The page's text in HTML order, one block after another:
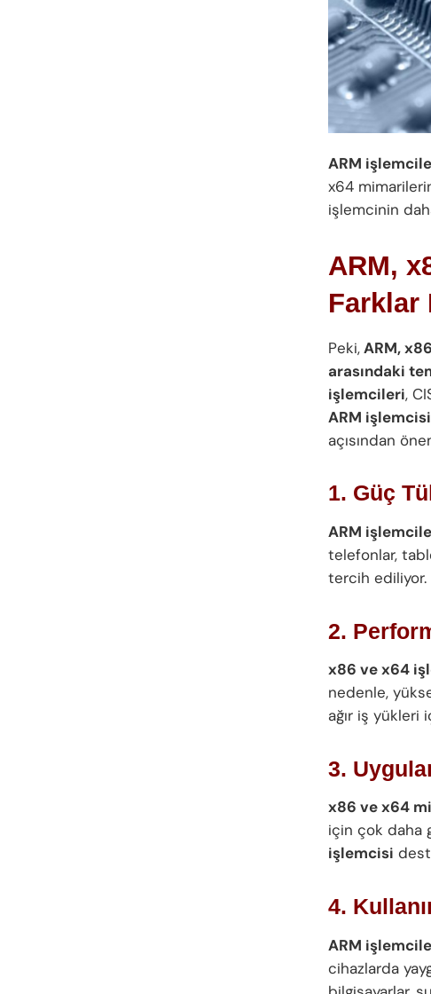
ARM
x64
işlemcinin
ARM,
Farklar
Peki,ARM,
arasındaki
işlemcileri,
ARM işlemcisi
açısından
1. Güç
ARM
telefonlar,
tercih ediliyor.
2.
x86 ve x64
nedenle,
ağır iş yükleri
3.
x86 ve x64
için çok daha
işlemcisi
4.
ARM
cihazlarda